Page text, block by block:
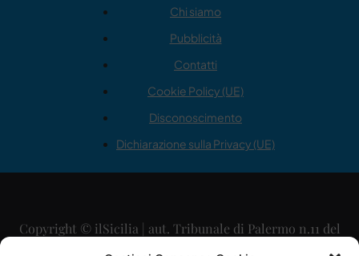
Chi siamo
Pubblicità
Contatti
Cookie Policy (UE)
Disconoscimento
Dichiarazione sulla Privacy (UE)
Copyright © ilSicilia | aut. Tribunale di Palermo n.11 del
29/09/2015